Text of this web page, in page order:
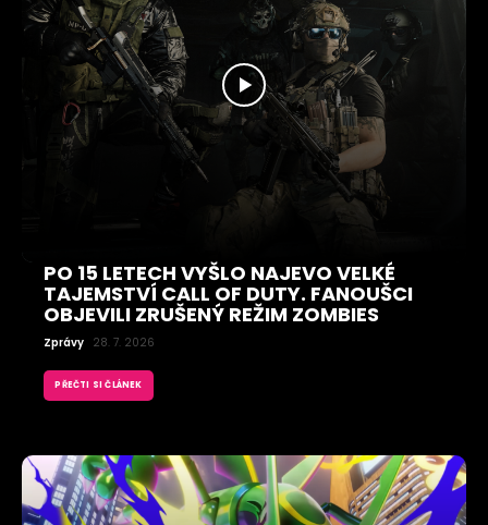
PO 15 LETECH VYŠLO NAJEVO VELKÉ
TAJEMSTVÍ CALL OF DUTY. FANOUŠCI
OBJEVILI ZRUŠENÝ REŽIM ZOMBIES
Zprávy 28. 7. 2026
PŘEČTI SI ČLÁNEK